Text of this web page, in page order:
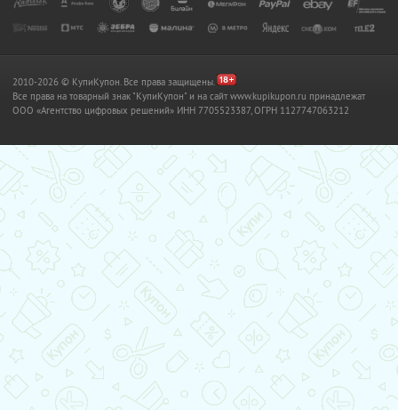
2010-2026 © КупиКупон. Все права защищены.
Все права на товарный знак "КупиКупон" и на сайт www.kupikupon.ru принадлежат
OOO «Агентство цифровых решений» ИНН 7705523387, ОГРН 1127747063212